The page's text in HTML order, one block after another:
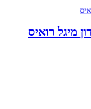
מיגל רואיס